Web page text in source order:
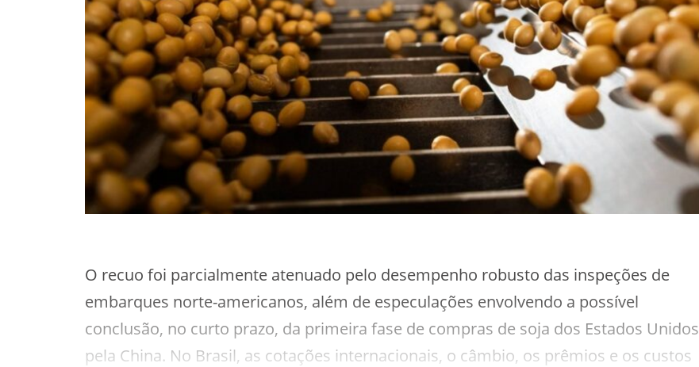
O recuo foi parcialmente atenuado pelo desempenho robusto das inspeções de
embarques norte-americanos, além de especulações envolvendo a possível
conclusão, no curto prazo, da primeira fase de compras de soja dos Estados Unidos
pela China. No Brasil, as cotações internacionais, o câmbio, os prêmios e os custos